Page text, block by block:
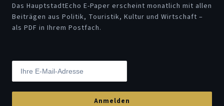
Das HauptstadtEcho E-Paper erscheint monatlich mit allen
Beiträgen aus Politik, Touristik, Kultur und Wirtschaft –
als PDF in Ihrem Postfach.
Anmelden